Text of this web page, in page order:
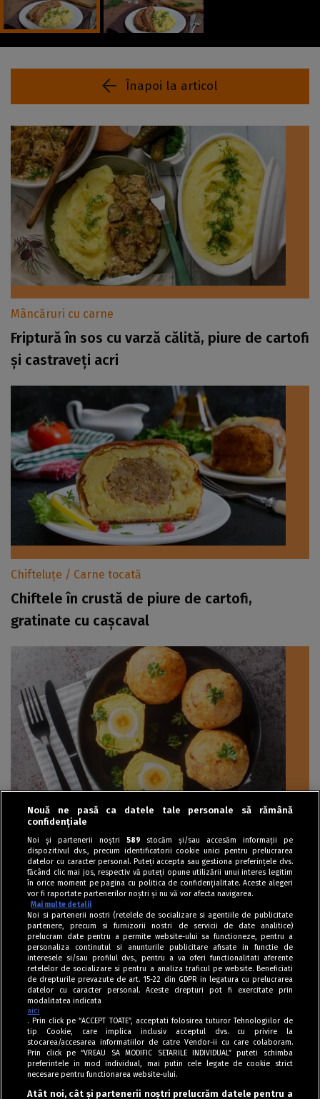
Înapoi la articol
Mâncăruri cu carne
Friptură în sos cu varză călită, piure de cartofi
și castraveți acri
Chifteluțe / Carne tocată
Chiftele în crustă de piure de cartofi,
gratinate cu cașcaval
Aperitive
Ouă în crustă de cartofi piure
Tag index
Program Antena 1
Nouă ne pasă ca datele tale personale să rămână
confidențiale
Noi și partenerii noștri 589 stocăm și/sau accesăm informații pe
dispozitivul dvs., precum identificatorii cookie unici pentru prelucrarea
datelor cu caracter personal. Puteți accepta sau gestiona preferințele dvs.
făcând clic mai jos, respectiv vă puteți opune utilizării unui interes legitim
în orice moment pe pagina cu politica de confidențialitate. Aceste alegeri
vor fi raportate partenerilor noștri și nu vă vor afecta navigarea.
Mai multe detalii
Noi si partenerii nostri (retelele de socializare si agentiile de publicitate
partenere, precum si furnizorii nostri de servicii de date analitice)
prelucram date pentru a permite website-ului sa functioneze, pentru a
personaliza continutul si anunturile publicitare afisate in functie de
interesele si/sau profilul dvs., pentru a va oferi functionalitati aferente
retelelor de socializare si pentru a analiza traficul pe website. Beneficiati
de drepturile prevazute de art. 15-22 din GDPR in legatura cu prelucrarea
datelor cu caracter personal. Aceste drepturi pot fi exercitate prin
modalitatea indicata
aici
. Prin click pe “ACCEPT TOATE”, acceptati folosirea tuturor Tehnologiilor de
tip Cookie, care implica inclusiv acceptul dvs. cu privire la
stocarea/accesarea informatiilor de catre Vendor-ii cu care colaboram.
Prin click pe “VREAU SA MODIFIC SETARILE INDIVIDUAL” puteti schimba
preferintele in mod individual, mai putin cele legate de cookie strict
necesare pentru functionarea website-ului.
Atât noi, cât și partenerii noștri prelucrăm datele pentru a